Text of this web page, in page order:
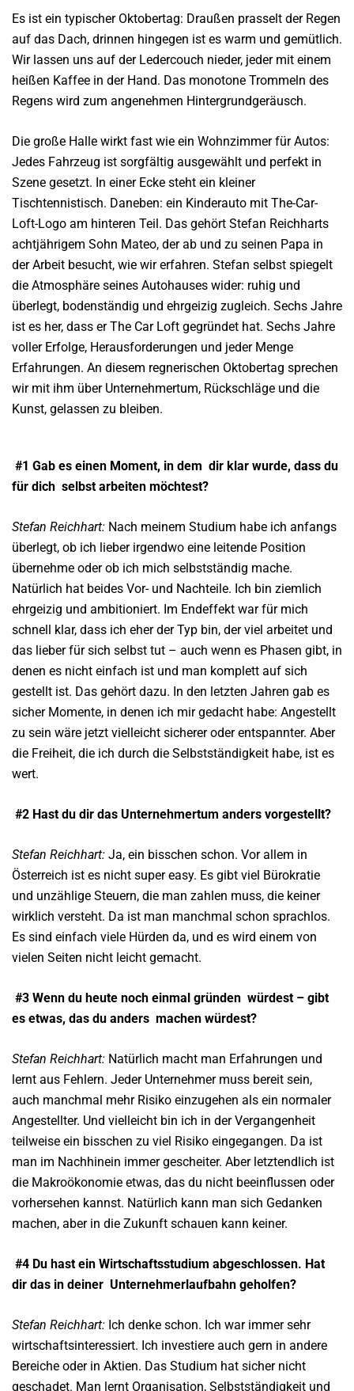
Es ist ein typischer Oktobertag: Draußen prasselt der Regen
auf das Dach, drinnen hingegen ist es warm und gemütlich.
Wir lassen uns auf der Ledercouch nieder, jeder mit einem
heißen Kaffee in der Hand. Das monotone Trommeln des
Regens wird zum angenehmen Hintergrundgeräusch.
Die große Halle wirkt fast wie ein Wohnzimmer für Autos:
Jedes Fahrzeug ist sorgfältig ausgewählt und perfekt in
Szene gesetzt. In einer Ecke steht ein kleiner
Tischtennistisch. Daneben: ein Kinderauto mit The-Car-
Loft-Logo am hinteren Teil. Das gehört Stefan Reichharts
achtjährigem Sohn Mateo, der ab und zu seinen Papa in
der Arbeit besucht, wie wir erfahren. Stefan selbst spiegelt
die Atmosphäre seines Autohauses wider: ruhig und
überlegt, bodenständig und ehrgeizig zugleich. Sechs Jahre
ist es her, dass er The Car Loft gegründet hat. Sechs Jahre
voller Erfolge, Herausforderungen und jeder Menge
Erfahrungen. An diesem regnerischen Oktobertag sprechen
wir mit ihm über Unternehmertum, Rückschläge und die
Kunst, gelassen zu bleiben.
#1 Gab es einen Moment, in dem dir klar wurde, dass du
für dich selbst arbeiten möchtest?
Stefan Reichhart: Nach meinem Studium habe ich anfangs
überlegt, ob ich lieber irgendwo eine leitende Position
übernehme oder ob ich mich selbstständig mache.
Natürlich hat beides Vor- und Nachteile. Ich bin ziemlich
ehrgeizig und ambitioniert. Im Endeffekt war für mich
schnell klar, dass ich eher der Typ bin, der viel arbeitet und
das lieber für sich selbst tut – auch wenn es Phasen gibt, in
denen es nicht einfach ist und man komplett auf sich
gestellt ist. Das gehört dazu. In den letzten Jahren gab es
sicher Momente, in denen ich mir gedacht habe: Angestellt
zu sein wäre jetzt vielleicht sicherer oder entspannter. Aber
die Freiheit, die ich durch die Selbstständigkeit habe, ist es
wert.
#2 Hast du dir das Unternehmertum anders vorgestellt?
Stefan Reichhart: Ja, ein bisschen schon. Vor allem in
Österreich ist es nicht super easy. Es gibt viel Bürokratie
und unzählige Steuern, die man zahlen muss, die keiner
wirklich versteht. Da ist man manchmal schon sprachlos.
Es sind einfach viele Hürden da, und es wird einem von
vielen Seiten nicht leicht gemacht.
#3 Wenn du heute noch einmal gründen würdest – gibt
es etwas, das du anders machen würdest?
Stefan Reichhart: Natürlich macht man Erfahrungen und
lernt aus Fehlern. Jeder Unternehmer muss bereit sein,
auch manchmal mehr Risiko einzugehen als ein normaler
Angestellter. Und vielleicht bin ich in der Vergangenheit
teilweise ein bisschen zu viel Risiko eingegangen. Da ist
man im Nachhinein immer gescheiter. Aber letztendlich ist
die Makroökonomie etwas, das du nicht beeinflussen oder
vorhersehen kannst. Natürlich kann man sich Gedanken
machen, aber in die Zukunft schauen kann keiner.
#4 Du hast ein Wirtschaftsstudium abgeschlossen. Hat
dir das in deiner Unternehmerlaufbahn geholfen?
Stefan Reichhart: Ich denke schon. Ich war immer sehr
wirtschaftsinteressiert. Ich investiere auch gern in andere
Bereiche oder in Aktien. Das Studium hat sicher nicht
geschadet. Man lernt Organisation, Selbstständigkeit und